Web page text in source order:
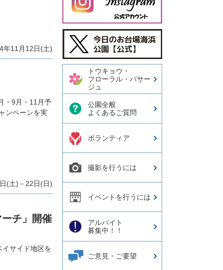
年11月12日(土)
・9月・11月予
ンペーンを実
(土)－22日(日)
チ」開催
イサイド地区を
今日のお台場海浜公園【公
式X】
トウキョウ・
フローラル・パサー
ジュ
公園全般
よくあるご質問
ボランティア
撮影を行うには
イベントを行うには
アルバイト
募集中！！
ご意見・ご要望